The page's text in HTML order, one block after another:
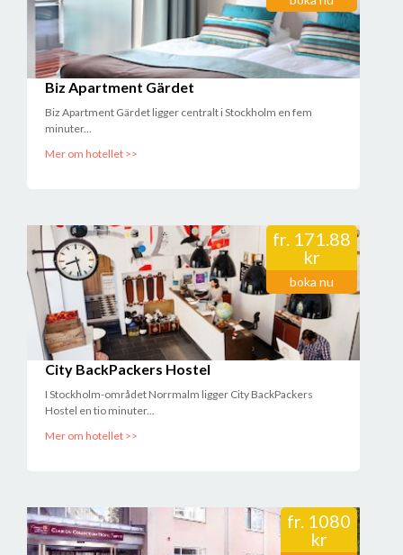
2017-12-28 21:13:21
Vårt rum va kallt. Frukosten kunde varit bättre. Men rummet va för
övrigt kanon. Sköna sängar och fräscht. Hotellet i sig är i fint skick!
//Linda Jansson
2017-12-09 13:06:15
Biz Apartment Gärdet
Biz Apartment Gärdet ligger centralt i Stockholm en fem
minuter...
Mer om hotellet >>
fr. 171.88
kr
boka nu
City BackPackers Hostel
I Stockholm-området Norrmalm ligger City BackPackers
Hostel en tio minuter...
Mer om hotellet >>
fr. 1080
kr